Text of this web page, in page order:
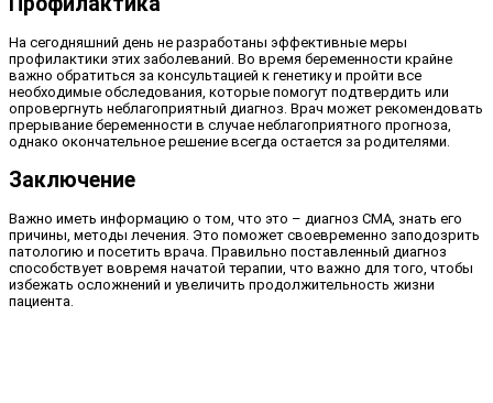
На сегодняшний день не разработаны эффективные меры
профилактики этих заболеваний. Во время беременности крайне
важно обратиться за консультацией к генетику и пройти все
необходимые обследования, которые помогут подтвердить или
опровергнуть неблагоприятный диагноз. Врач может рекомендовать
прерывание беременности в случае неблагоприятного прогноза,
однако окончательное решение всегда остается за родителями.
Заключение
Важно иметь информацию о том, что это – диагноз СМА, знать его
причины, методы лечения. Это поможет своевременно заподозрить
патологию и посетить врача. Правильно поставленный диагноз
способствует вовремя начатой терапии, что важно для того, чтобы
избежать осложнений и увеличить продолжительность жизни
пациента.